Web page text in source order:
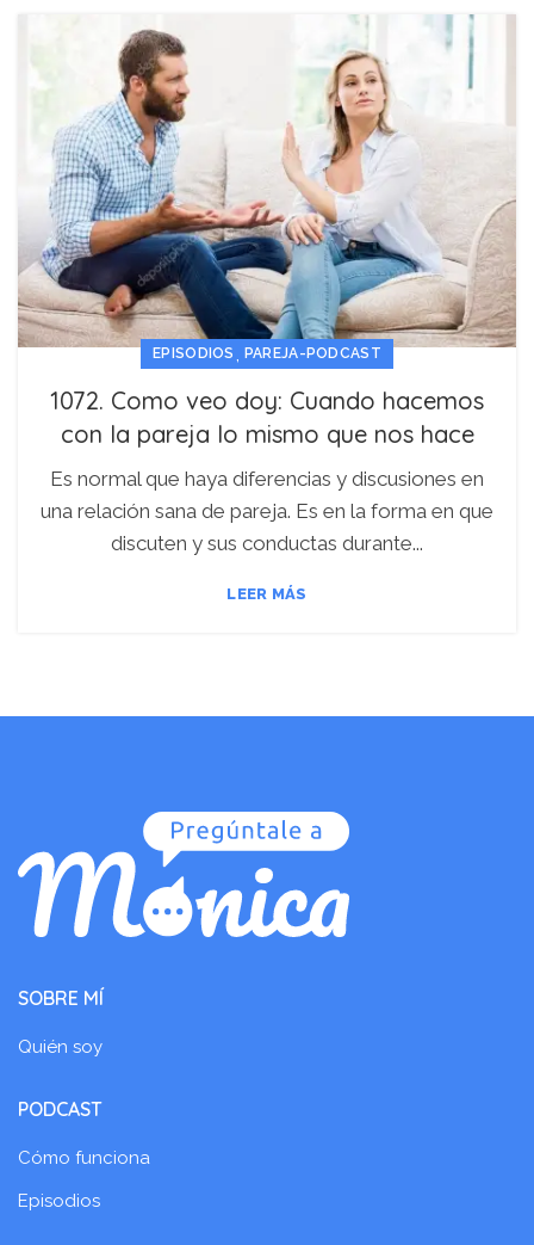
EPISODIOS , PAREJA-PODCAST
1072. Como veo doy: Cuando hacemos
con la pareja lo mismo que nos hace
Es normal que haya diferencias y discusiones en
una relación sana de pareja. Es en la forma en que
discuten y sus conductas durante...
LEER MÁS
SOBRE MÍ
Quién soy
PODCAST
Cómo funciona
Episodios